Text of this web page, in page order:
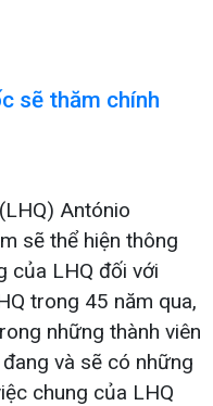
sẽ thăm chính
António
sẽ thể hiện thông
của LHQ đối với
trong 45 năm qua,
những thành viên
và sẽ có những
chung của LHQ